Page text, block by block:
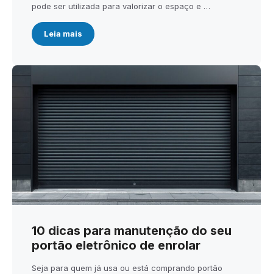
pode ser utilizada para valorizar o espaço e …
Leia mais
10 dicas para manutenção do seu
portão eletrônico de enrolar
Seja para quem já usa ou está comprando portão